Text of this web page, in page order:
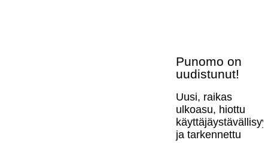
Punomo on
uudistunut!
Uusi, raikas
ulkoasu, hiottu
ja tarkennettu